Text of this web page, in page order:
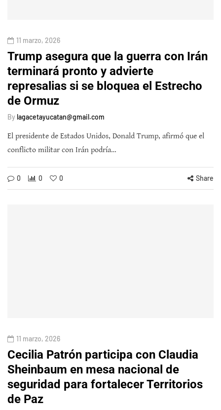
11 marzo, 2026
Trump asegura que la guerra con Irán
terminará pronto y advierte
represalias si se bloquea el Estrecho
de Ormuz
By lagacetayucatan@gmail.com
El presidente de Estados Unidos, Donald Trump, afirmó que el
conflicto militar con Irán podría…
0 0 0 Share
11 marzo, 2026
Cecilia Patrón participa con Claudia
Sheinbaum en mesa nacional de
seguridad para fortalecer Territorios
de Paz